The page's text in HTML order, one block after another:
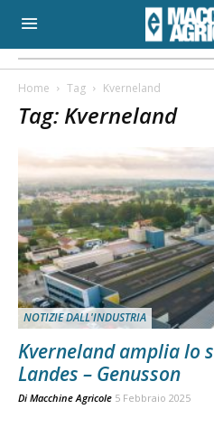
Home Tag Kverneland
Tag: Kverneland
NOTIZIE DALL'INDUSTRIA
Kverneland amplia lo
Landes – Genusson
Di Macchine Agricole 5 Febbraio 2025